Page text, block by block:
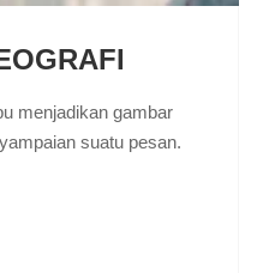
menjadikan gambar
suatu pesan.